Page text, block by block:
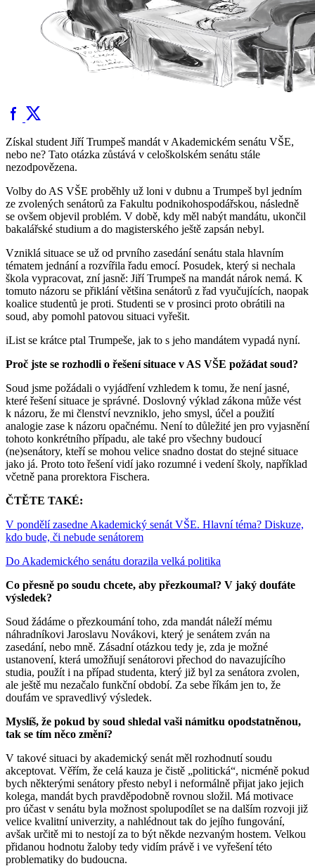
Získal student Jiří Trumpeš mandát v Akademickém senátu VŠE,
nebo ne? Tato otázka zůstává v celoškolském senátu stále
nezodpovězena.
Volby do AS VŠE proběhly už loni v dubnu a Trumpeš byl jedním
ze zvolených senátorů za Fakultu podnikohospodářskou, následně
se ovšem objevil problém. V době, kdy měl nabýt mandátu, ukončil
bakalářské studium a do magisterského ještě zapsán nebyl.
Vzniklá situace se už od prvního zasedání senátu stala hlavním
tématem jednání a rozvířila řadu emocí. Posudek, který si nechala
škola vypracovat, zní jasně: Jiří Trumpeš na mandát nárok nemá. K
tomuto názoru se přiklání většina senátorů z řad vyučujících, naopak
koalice studentů je proti. Studenti se v prosinci proto obrátili na
soud, aby pomohl patovou situaci vyřešit.
iList se krátce ptal Trumpeše, jak to s jeho mandátem vypadá nyní.
Proč jste se rozhodli o řešení situace v AS VŠE požádat soud?
Soud jsme požádali o vyjádření vzhledem k tomu, že není jasné,
které řešení situace je správné. Doslovný výklad zákona může vést
k názoru, že mi členství nevzniklo, jeho smysl, účel a použití
analogie zase k názoru opačnému. Není to důležité jen pro vyjasnění
tohoto konkrétního případu, ale také pro všechny budoucí
(ne)senátory, kteří se mohou velice snadno dostat do stejné situace
jako já. Proto toto řešení vidí jako rozumné i vedení školy, například
včetně pana prorektora Fischera.
ČTĚTE TAKÉ:
V pondělí zasedne Akademický senát VŠE. Hlavní téma? Diskuze,
kdo bude, či nebude senátorem
Do Akademického senátu dorazila velká politika
Co přesně po soudu chcete, aby přezkoumal? V jaký doufáte
výsledek?
Soud žádáme o přezkoumání toho, zda mandát náleží mému
náhradníkovi Jaroslavu Novákovi, který je senátem zván na
zasedání, nebo mně. Zásadní otázkou tedy je, zda je možné
ustanovení, která umožňují senátorovi přechod do navazujícího
studia, použít i na případ studenta, který již byl za senátora zvolen,
ale ještě mu nezačalo funkční období. Za sebe říkám jen to, že
doufám ve spravedlivý výsledek.
Myslíš, že pokud by soud shledal vaši námitku opodstatněnou,
tak se tím něco změní?
V takové situaci by akademický senát měl rozhodnutí soudu
akceptovat. Věřím, že celá kauza je čistě „politická“, nicméně pokud
bych některými senátory přesto nebyl i neformálně přijat jako jejich
kolega, mandát bych pravděpodobně rovnou složil. Má motivace
pro účast v senátu byla možnost spolupodílet se na dalším rozvoji již
velice kvalitní univerzity, a nahlédnout tak do jejího fungování,
avšak určitě mi to nestojí za to být někde nezvaným hostem. Velkou
přidanou hodnotu žaloby tedy vidím právě i ve vyřešení této
problematiky do budoucna.